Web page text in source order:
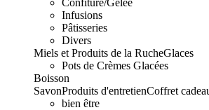
Confiture/Gelée
Infusions
Pâtisseries
Divers
Miels et Produits de la RucheGlaces
Pots de Crèmes Glacées
Boisson
SavonProduits d'entretienCoffret
bien être